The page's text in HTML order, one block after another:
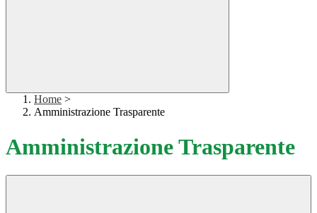
Home >
Amministrazione Trasparente
Amministrazione Trasparente